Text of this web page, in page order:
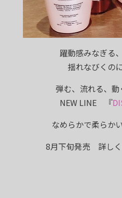
躍動感みなぎる
揺れなびくの
弾む、流れる、
NEW LINE 『
なめらかで柔らか
8月下旬発売 詳し